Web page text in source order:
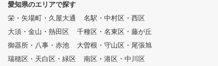
ッスンを重ねるごとに着
ベルアップできます。
愛知県のエリアで探す
栄・矢場町・久屋大通
名駅・中村区・西区
大須・金山・熱田区
千種区・名東区・藤が丘
御器所・八事・赤池
大曽根・守山区・尾張旭
瑞穂区・天白区・緑区
南区・港区・中川区